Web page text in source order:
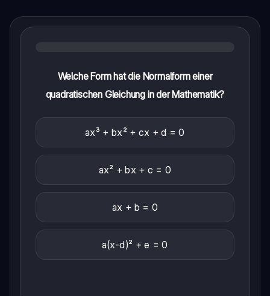
Welche Form hat die Normalform einer
quadratischen Gleichung in der Mathematik?
ax³ + bx² + cx + d = 0
ax² + bx + c = 0
ax + b = 0
a(x-d)² + e = 0